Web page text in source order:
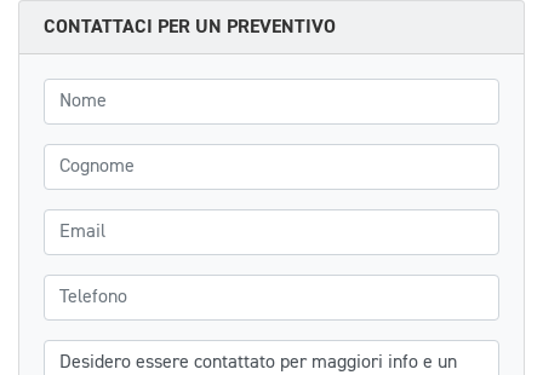
CONTATTACI PER UN PREVENTIVO
Nome
Cognome
Email
Telefono
Messaggio